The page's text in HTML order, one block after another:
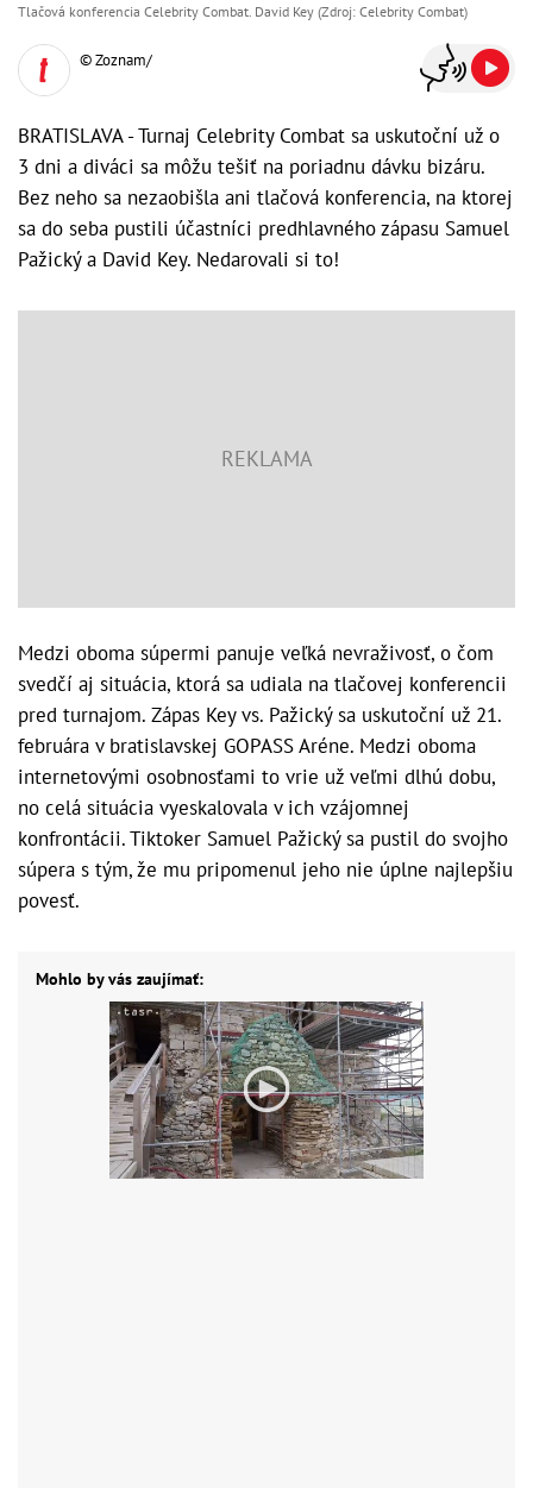
Tlačová konferencia Celebrity Combat. David Key (Zdroj: Celebrity Combat)
© Zoznam/
BRATISLAVA - Turnaj Celebrity Combat sa uskutoční už o
3 dni a diváci sa môžu tešiť na poriadnu dávku bizáru.
Bez neho sa nezaobišla ani tlačová konferencia, na ktorej
sa do seba pustili účastníci predhlavného zápasu Samuel
Pažický a David Key. Nedarovali si to!
Medzi oboma súpermi panuje veľká nevraživosť, o čom
svedčí aj situácia, ktorá sa udiala na tlačovej konferencii
pred turnajom. Zápas Key vs. Pažický sa uskutoční už 21.
februára v bratislavskej GOPASS Aréne. Medzi oboma
internetovými osobnosťami to vrie už veľmi dlhú dobu,
no celá situácia vyeskalovala v ich vzájomnej
konfrontácii. Tiktoker Samuel Pažický sa pustil do svojho
súpera s tým, že mu pripomenul jeho nie úplne najlepšiu
povesť.
Mohlo by vás zaujímať: